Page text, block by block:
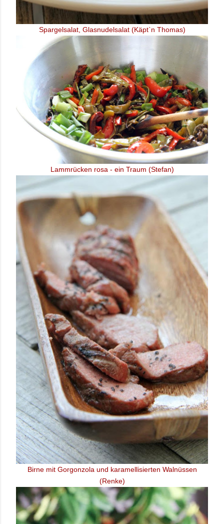
Spargelsalat, Glasnudelsalat (Käpt`n Thomas)
Lammrücken rosa - ein Traum (Stefan)
Birne mit Gorgonzola und karamellisierten Walnüssen
(Renke)